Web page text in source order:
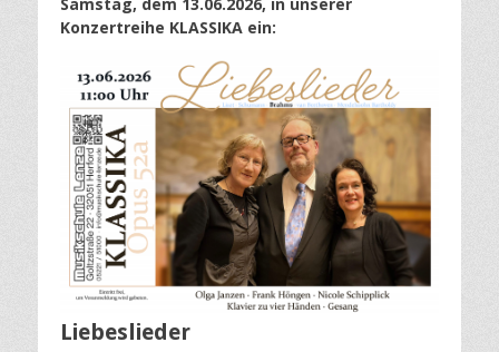
Konzertreihe KLASSIKA ein:
Liebeslieder